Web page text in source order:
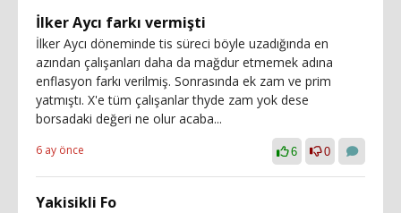
İlker Aycı farkı vermişti
İlker Aycı döneminde tis süreci böyle uzadığında en
azından çalışanları daha da mağdur etmemek adına
enflasyon farkı verilmiş. Sonrasında ek zam ve prim
yatmıştı. X'e tüm çalışanlar thyde zam yok dese
borsadaki değeri ne olur acaba...
6 ay önce 6 0
Yakisikli Fo